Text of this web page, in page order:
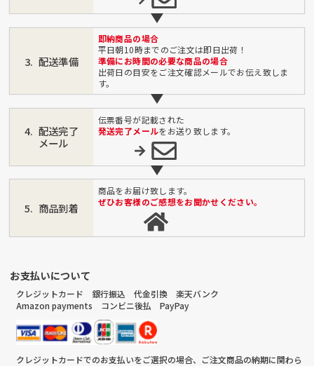
配送準備
即納商品の場合
平日朝10時までのご注文は即日出荷！
準備にお時間の必要な商品の場合
出荷日の目安をご注文確認メールでお伝え致しま
す。
配送完了
メール
伝票番号が記載された
発送完了メールをお送り致します。
商品到着
商品をお届け致します。
ぜひお客様のご感想をお聞かせください。
お支払いについて
クレジットカード 銀行振込 代金引換 楽天バンク
Amazon payments コンビニ後払 PayPay
クレジットカードでのお支払いをご選択の場合、ご注文商品の納期に関わら